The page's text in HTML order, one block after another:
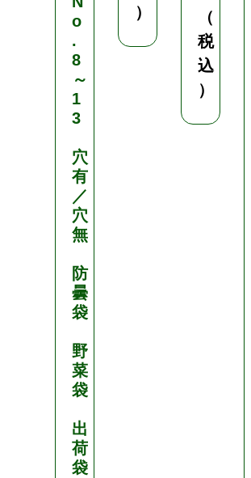
o
.
8
～
1
3
穴
有
／
穴
無
防
曇
袋
野
菜
袋
出
荷
袋
）
（
税
込
）